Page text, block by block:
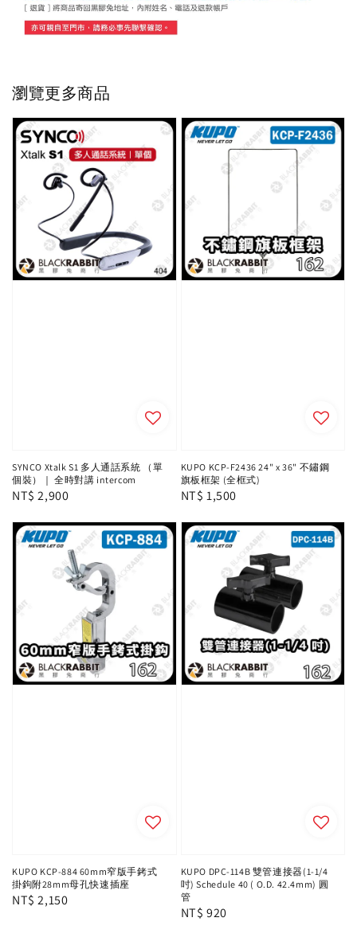
瀏覽更多商品
SYNCO Xtalk S1 多人通話系統 （單
個裝）｜ 全時對講 intercom
Regular
NT$ 2,900
KUPO KCP-F2436 24" x 36" 不鏽鋼
旗板框架 (全框式)
Regular
NT$ 1,500
KUPO KCP-884 60mm窄版手銬式
掛鉤附28mm母孔快速插座
Regular
NT$ 2,150
KUPO DPC-114B 雙管連接器(1-1/4
吋) Schedule 40 ( O.D. 42.4mm) 圓
管
Regular
NT$ 920